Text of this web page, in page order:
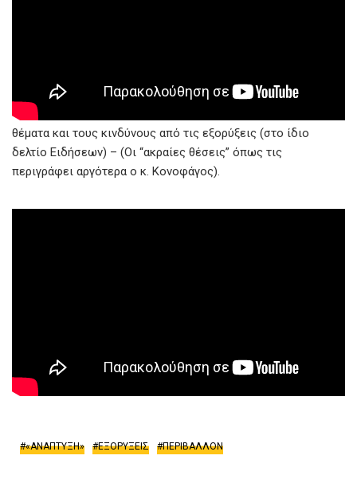
Και εδώ μια σύντομη παρέμβαση για τα περιβαλλοντικά
θέματα και τους κινδύνους από τις εξορύξεις (στο ίδιο
δελτίο Ειδήσεων) – (Οι “ακραίες θέσεις” όπως τις
περιγράφει αργότερα ο κ. Κονοφάγος).
«ΑΝΑΠΤΥΞΗ» ΕΞΟΡΥΞΕΙΣ ΠΕΡΙΒΑΛΛΟΝ